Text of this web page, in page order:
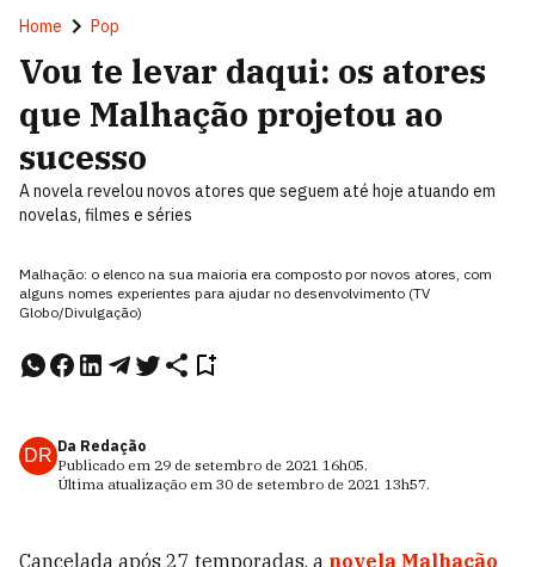
Home Pop
Vou te levar daqui: os atores
que Malhação projetou ao
sucesso
A novela revelou novos atores que seguem até hoje atuando em
novelas, filmes e séries
Malhação: o elenco na sua maioria era composto por novos atores, com
alguns nomes experientes para ajudar no desenvolvimento (TV
Globo/Divulgação)
DR Da Redação
Publicado em 29 de setembro de 2021 16h05.
Última atualização em 30 de setembro de 2021 13h57.
Cancelada após 27 temporadas, a novela Malhação